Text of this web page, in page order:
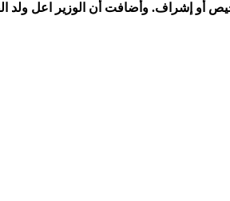
أو إشراف. وأضافت أن الوزير اعل ولد